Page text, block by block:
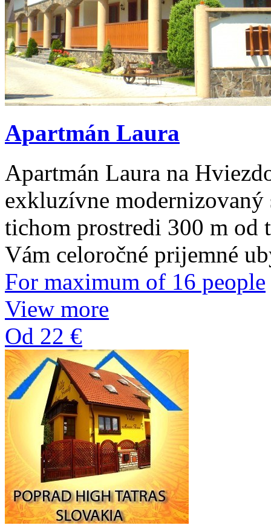
Apartmán Laura
Apartmán Laura na
exkluzívne modernizovaný
tichom prostredi 300 m od
Vám celoročné prijemné
For maximum of 16 people
View more
Od 22 €